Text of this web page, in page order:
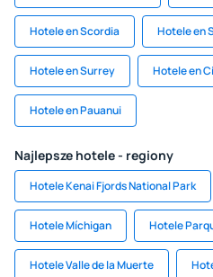
Hotele en Scordia Hotele en
Hotele en Surrey Hotele en
Hotele en Pauanui
Najlepsze hotele - regiony
Hotele Kenai Fjords National Park
Hotele Míchigan Hotele
Hotele Valle de la Muerte